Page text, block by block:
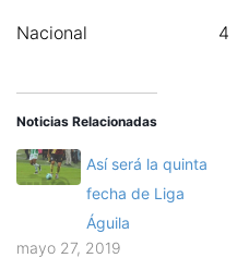
Nacional 4
Noticias Relacionadas
Así será la quinta
fecha de Liga
Águila
mayo 27, 2019